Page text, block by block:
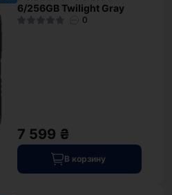
6/256GB Twilight Gray
0
7 599 ₴
В корзину